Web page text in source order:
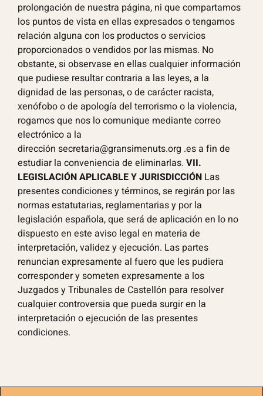
prolongación de nuestra página, ni que compartamos
los puntos de vista en ellas expresados o tengamos
relación alguna con los productos o servicios
proporcionados o vendidos por las mismas. No
obstante, si observase en ellas cualquier información
que pudiese resultar contraria a las leyes, a la
dignidad de las personas, o de carácter racista,
xenófobo o de apología del terrorismo o la violencia,
rogamos que nos lo comunique mediante correo
electrónico a la
dirección secretaria@gransimenuts.org .es a fin de
estudiar la conveniencia de eliminarlas. VII.
LEGISLACIÓN APLICABLE Y JURISDICCIÓN Las
presentes condiciones y términos, se regirán por las
normas estatutarias, reglamentarias y por la
legislación española, que será de aplicación en lo no
dispuesto en este aviso legal en materia de
interpretación, validez y ejecución. Las partes
renuncian expresamente al fuero que les pudiera
corresponder y someten expresamente a los
Juzgados y Tribunales de Castellón para resolver
cualquier controversia que pueda surgir en la
interpretación o ejecución de las presentes
condiciones.